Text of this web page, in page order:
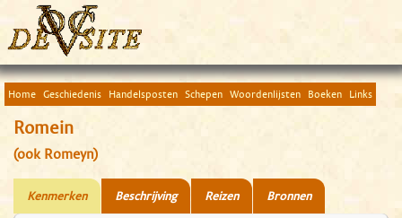
Home Geschiedenis Handelsposten Schepen Woordenlijsten Boeken Links
Romein
(ook Romeyn)
Kenmerken Beschrijving Reizen Bronnen